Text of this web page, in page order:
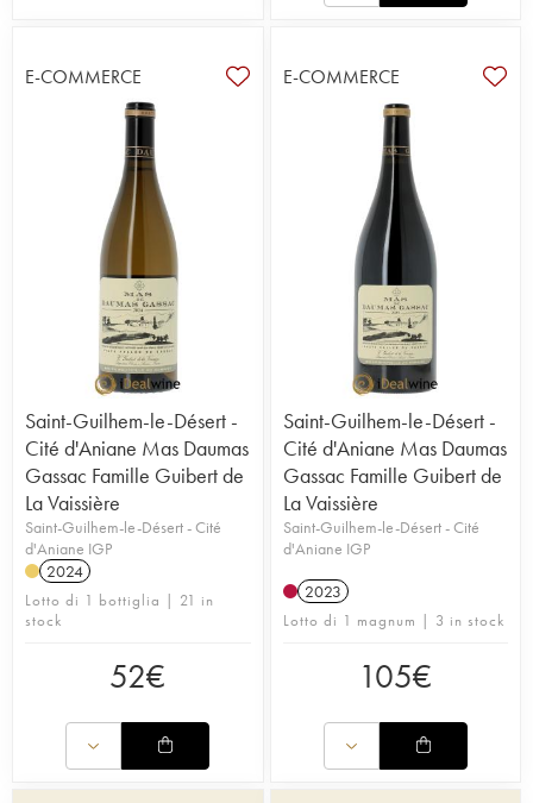
E-COMMERCE
Saint-Guilhem-le-Désert -
Cité d'Aniane Mas Daumas
Gassac Famille Guibert de
La Vaissière
Saint-Guilhem-le-Désert - Cité
d'Aniane IGP
2024
Lotto di 1 bottiglia | 21 in
stock
52€
E-COMMERCE
Saint-Guilhem-le-Désert -
Cité d'Aniane Mas Daumas
Gassac Famille Guibert de
La Vaissière
Saint-Guilhem-le-Désert - Cité
d'Aniane IGP
2023
Lotto di 1 magnum | 3 in stock
105€